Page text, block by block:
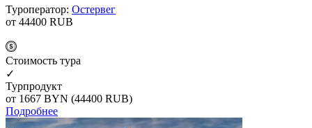
Туроператор: Остервег
от 44400 RUB
Cтоимость тура
✓
Турпродукт
от 1667 BYN (44400 RUB)
Подробнее